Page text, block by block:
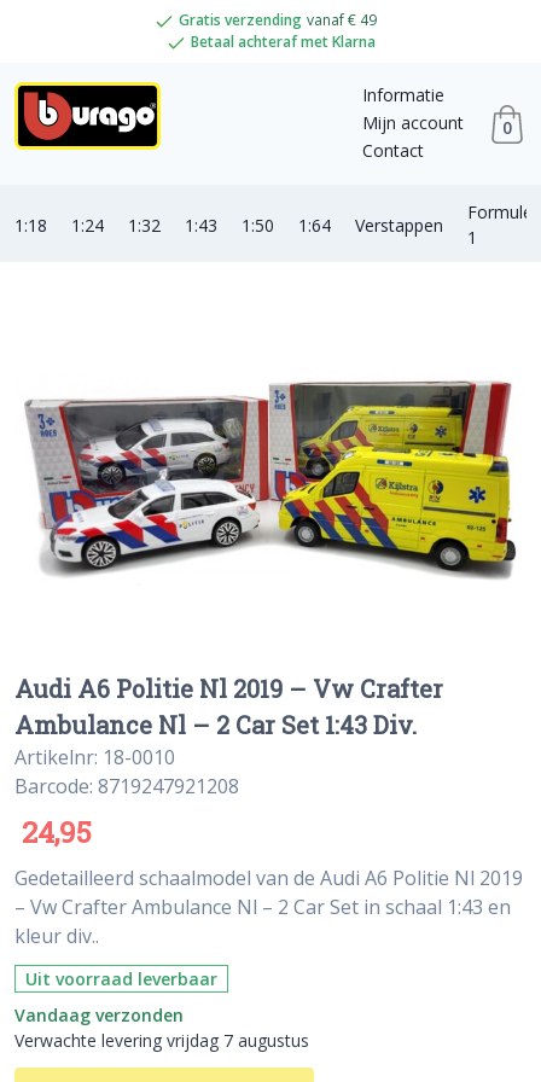
Gratis verzending vanaf € 49
Betaal achteraf met Klarna
Informatie
Mijn account
Contact
0
1:18 1:24 1:32 1:43 1:50 1:64 Verstappen
Formule
1
Audi A6 Politie Nl 2019 – Vw Crafter
Ambulance Nl – 2 Car Set 1:43 Div.
Artikelnr: 18-0010
Barcode: 8719247921208
24,95
Gedetailleerd schaalmodel van de Audi A6 Politie Nl 2019
– Vw Crafter Ambulance Nl – 2 Car Set in schaal 1:43 en
kleur div..
Uit voorraad leverbaar
Vandaag verzonden
Verwachte levering vrijdag 7 augustus